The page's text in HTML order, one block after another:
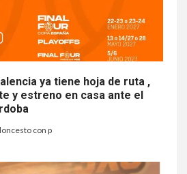
ya tiene hoja de ruta ,
y estreno en casa ante el
con p